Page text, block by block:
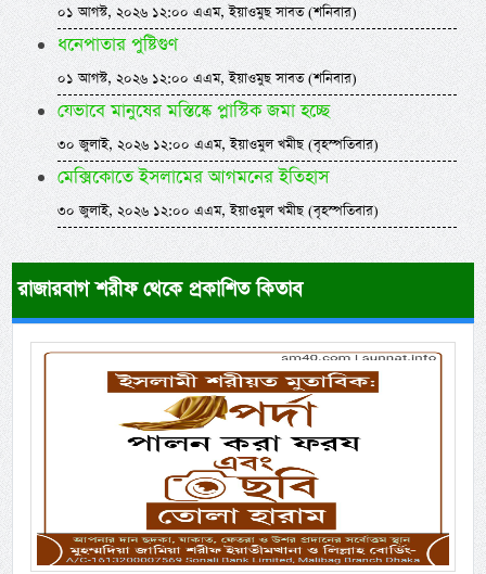
০১ আগস্ট, ২০২৬ ১২:০০ এএম, ইয়াওমুছ সাবত (শনিবার)
ধনেপাতার পুষ্টিগুণ
০১ আগস্ট, ২০২৬ ১২:০০ এএম, ইয়াওমুছ সাবত (শনিবার)
যেভাবে মানুষের মস্তিষ্কে প্লাস্টিক জমা হচ্ছে
৩০ জুলাই, ২০২৬ ১২:০০ এএম, ইয়াওমুল খমীছ (বৃহস্পতিবার)
মেক্সিকোতে ইসলামের আগমনের ইতিহাস
৩০ জুলাই, ২০২৬ ১২:০০ এএম, ইয়াওমুল খমীছ (বৃহস্পতিবার)
রাজারবাগ শরীফ থেকে প্রকাশিত কিতাব